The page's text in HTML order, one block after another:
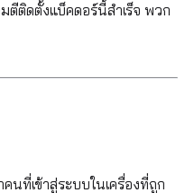
ตีติดตั้งแบ็คดอร์นี้สำเร็จ พวก
นที่เข้าสู่ระบบในเครื่องที่ถูก